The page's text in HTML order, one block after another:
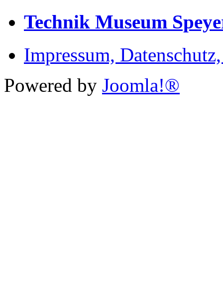
Technik Museum
Impressum,
Powered by Joomla!®